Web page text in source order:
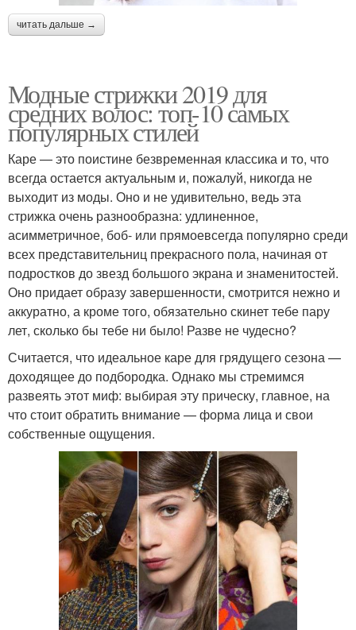
читать дальше →
Модные стрижки 2019 для
средних волос: топ-10 самых
популярных стилей
Каре — это поистине безвременная классика и то, что
всегда остается актуальным и, пожалуй, никогда не
выходит из моды. Оно и не удивительно, ведь эта
стрижка очень разнообразна: удлиненное,
асимметричное, боб- или прямоевсегда популярно среди
всех представительниц прекрасного пола, начиная от
подростков до звезд большого экрана и знаменитостей.
Оно придает образу завершенности, смотрится нежно и
аккуратно, а кроме того, обязательно скинет тебе пару
лет, сколько бы тебе ни было! Разве не чудесно?
Считается, что идеальное каре для грядущего сезона —
доходящее до подбородка. Однако мы стремимся
развеять этот миф: выбирая эту прическу, главное, на
что стоит обратить внимание — форма лица и свои
собственные ощущения.